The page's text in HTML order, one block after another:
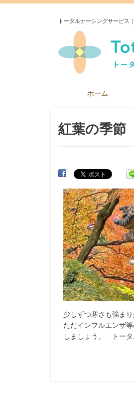
トータルナーシングサービス
ホーム
紅葉の季節
少しずつ寒さも強ま
ただインフルエンザ
しましょう。 トー